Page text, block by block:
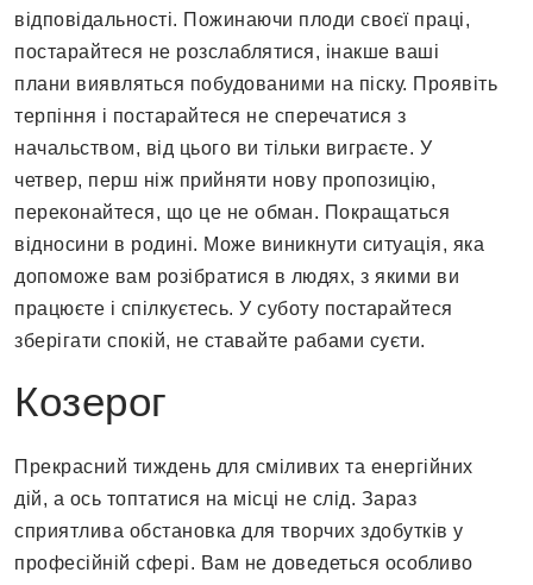
відповідальності. Пожинаючи плоди своєї праці,
постарайтеся не розслаблятися, інакше ваші
плани виявляться побудованими на піску. Проявіть
терпіння і постарайтеся не сперечатися з
начальством, від цього ви тільки виграєте. У
четвер, перш ніж прийняти нову пропозицію,
переконайтеся, що це не обман. Покращаться
відносини в родині. Може виникнути ситуація, яка
допоможе вам розібратися в людях, з якими ви
працюєте і спілкуєтесь. У суботу постарайтеся
зберігати спокій, не ставайте рабами суєти.
Козерог
Прекрасний тиждень для сміливих та енергійних
дій, а ось топтатися на місці не слід. Зараз
сприятлива обстановка для творчих здобутків у
професійній сфері. Вам не доведеться особливо